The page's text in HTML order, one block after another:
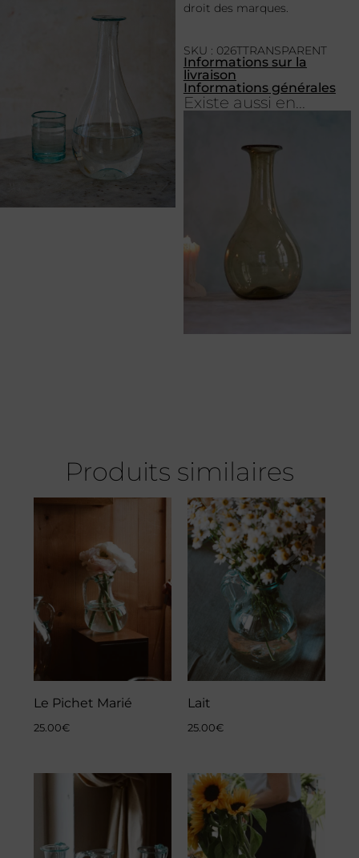
droit des marques.
SKU : 026TTRANSPARENT
Informations sur la
livraison
Informations générales
Existe aussi en...
Produits similaires
Le Pichet Marié
25.00€
Lait
25.00€